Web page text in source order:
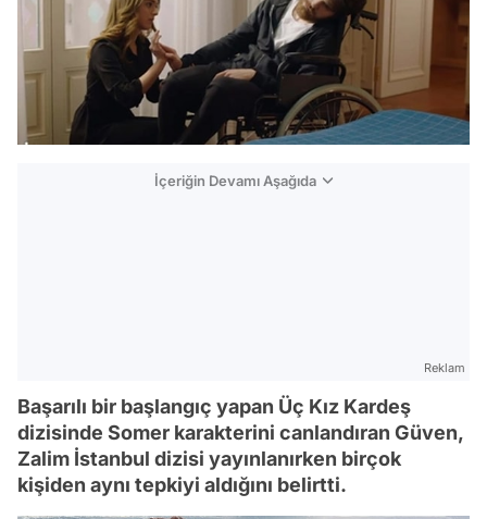
İçeriğin Devamı Aşağıda
Reklam
Başarılı bir başlangıç yapan Üç Kız Kardeş
dizisinde Somer karakterini canlandıran Güven,
Zalim İstanbul dizisi yayınlanırken birçok
kişiden aynı tepkiyi aldığını belirtti.